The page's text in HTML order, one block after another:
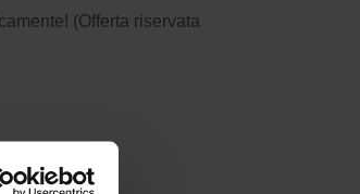
(Offerta riservata